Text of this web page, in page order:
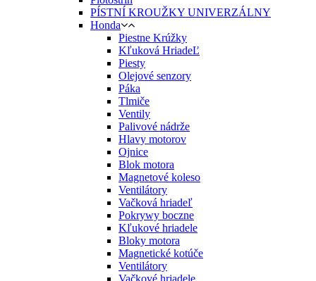
PÍSTNÍ KROUŽKY UNIVERZÁLNY
Honda
Piestne Krúžky
Kľuková HriadeĽ
Piesty
Olejové senzory
Páka
Tlmiče
Ventily
Palivové nádrže
Hlavy motorov
Ojnice
Blok motora
Magnetové koleso
Ventilátory
Vačková hriadeľ
Pokrywy boczne
Kľukové hriadele
Bloky motora
Magnetické kotúče
Ventilátory